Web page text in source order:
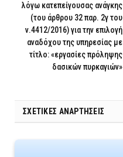
λόγω κατεπείγουσας ανάγκης
(του άρθρου 32 παρ. 2γ του
ν.4412/2016) για την επιλογή
αναδόχου της υπηρεσίας με
τίτλο: «εργασίες πρόληψης
δασικών πυρκαγιών»
ΣΧΕΤΙΚΈΣ ΑΝΑΡΤΉΣΕΙΣ